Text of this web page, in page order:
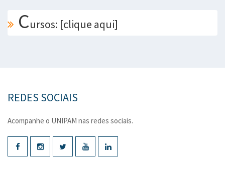
Cursos: [clique aqui]
REDES SOCIAIS
Acompanhe o UNIPAM nas redes sociais.